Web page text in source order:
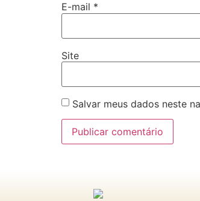
E-mail *
Site
Salvar meus dados neste